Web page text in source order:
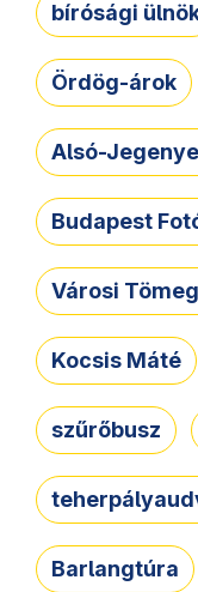
bírósági
Ördög-árok
Alsó-
Budapest
Városi
Kocsis Máté
szűrőbusz
Barlangtúra